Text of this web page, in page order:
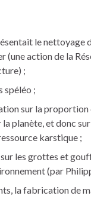
le nettoyage
(une action de la
;
spéléo ;
sur la proportion
planète, et donc
karstique ;
les grottes et
(par
la fabrication de